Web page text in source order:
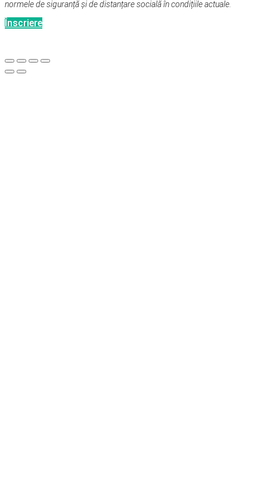
normele de siguranță și de distanțare socială în condițiile actuale.
Înscriere